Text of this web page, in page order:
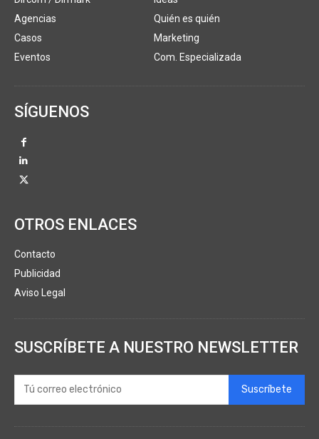
Agencias
Casos
Eventos
Quién es quién
Marketing
Com. Especializada
SÍGUENOS
OTROS ENLACES
Contacto
Publicidad
Aviso Legal
SUSCRÍBETE A NUESTRO NEWSLETTER
Suscríbete